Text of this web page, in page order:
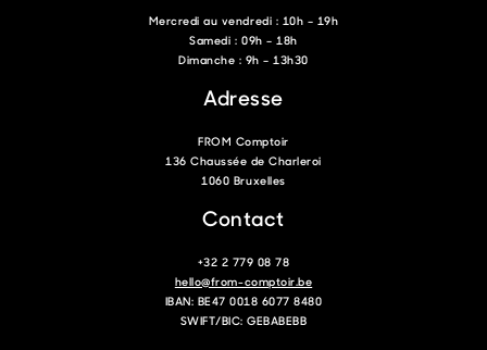
Mercredi au vendredi : 10h – 19h
Samedi : 09h – 18h
Dimanche : 9h – 13h30
Adresse
FROM Comptoir
136 Chaussée de Charleroi
1060 Bruxelles
Contact
+32 2 779 08 78
hello@from-comptoir.be
IBAN: BE47 0018 6077 8480
SWIFT/BIC: GEBABEBB